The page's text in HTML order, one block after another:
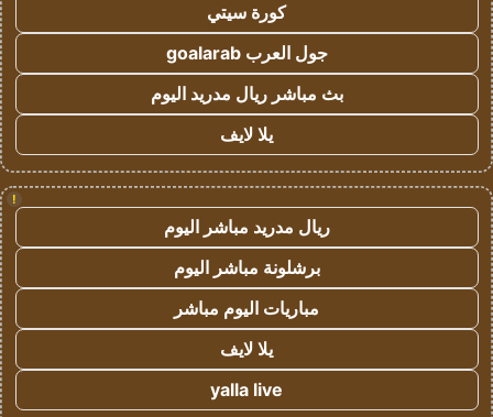
كورة سيتي
جول العرب goalarab
بث مباشر ريال مدريد اليوم
يلا لايف
!
ريال مدريد مباشر اليوم
برشلونة مباشر اليوم
مباريات اليوم مباشر
يلا لايف
yalla live